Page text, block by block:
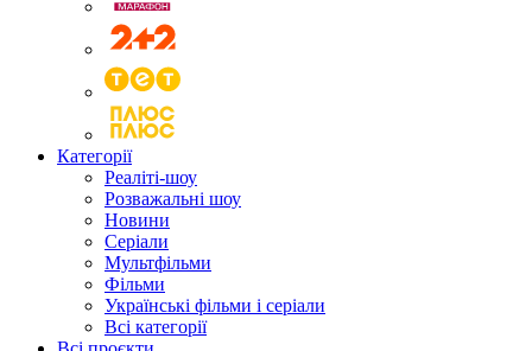
Категорії
Реаліті-шоу
Розважальні шоу
Новини
Серіали
Мультфільми
Фільми
Українські фільми і серіали
Всі категорії